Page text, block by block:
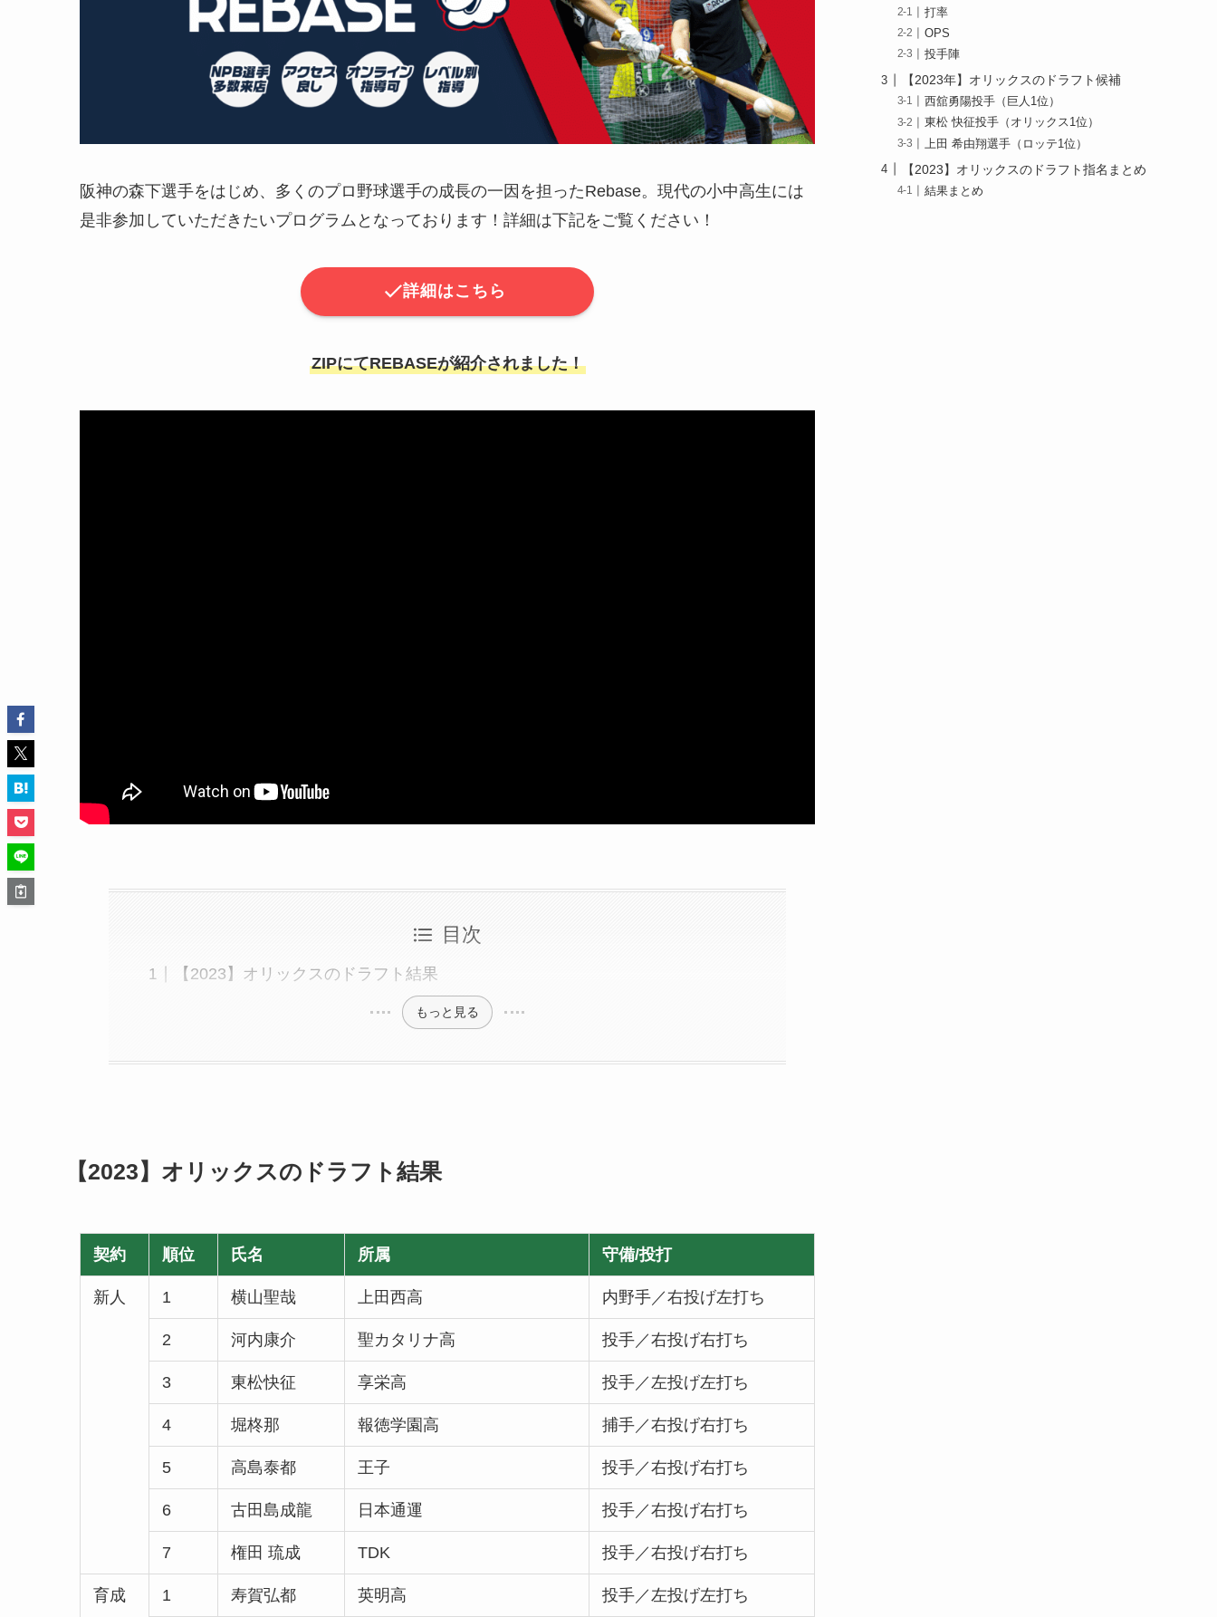
阪神の森下選手をはじめ、多くのプロ野球選手の成長の一因を担ったRebase。現代の小中高生には
是非参加していただきたいプログラムとなっております！詳細は下記をご覧ください！
詳細はこちら
ZIPにてREBASEが紹介されました！
目次
【2023】オリックスのドラフト結果
もっと見る
【2023】オリックスのドラフト結果
契約 順位 氏名 所属 守備/投打
新人 1 横山聖哉 上田西高 内野手／右投げ左打ち
2 河内康介 聖カタリナ高 投手／右投げ右打ち
3 東松快征 享栄高 投手／左投げ左打ち
4 堀柊那 報徳学園高 捕手／右投げ右打ち
5 高島泰都 王子 投手／右投げ右打ち
6 古田島成龍 日本通運 投手／右投げ右打ち
7 権田 琉成 TDK 投手／右投げ右打ち
育成 1 寿賀弘都 英明高 投手／左投げ左打ち
打率
OPS
投手陣
【2023年】オリックスのドラフト候補
西舘勇陽投手（巨人1位）
東松 快征投手（オリックス1位）
上田 希由翔選手（ロッテ1位）
【2023】オリックスのドラフト指名まとめ
結果まとめ